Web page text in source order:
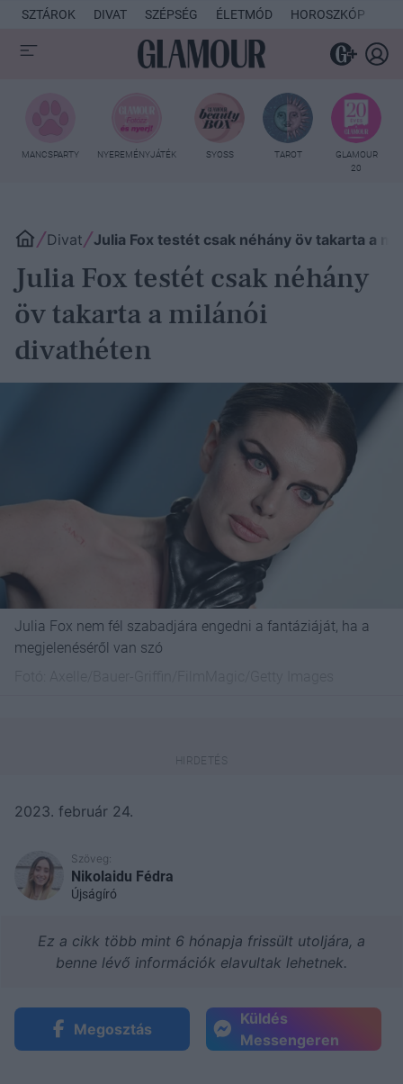
SZTÁROK DIVAT SZÉPSÉG ÉLETMÓD HOROSZKÓP
MANCSPARTY NYEREMÉNYJÁTÉK SYOSS TAROT
GLAMOUR
20
Divat Julia Fox testét csak néhány öv takarta a
Julia Fox testét csak néhány
öv takarta a milánói
divathéten
Julia Fox nem fél szabadjára engedni a fantáziáját, ha a
megjelenéséről van szó
2023. február 24.
Szöveg:
Nikolaidu Fédra
Újságíró
Ez a cikk több mint 6 hónapja frissült utoljára, a
benne lévő információk elavultak lehetnek.
Megosztás
Küldés
Messengeren